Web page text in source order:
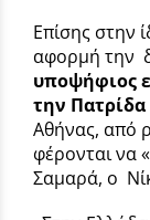
Επίσης στην
αφορμή την
υποψήφιος
την Πατρίδα
Αθήνας, από
φέρονται να
Σαμαρά, ο